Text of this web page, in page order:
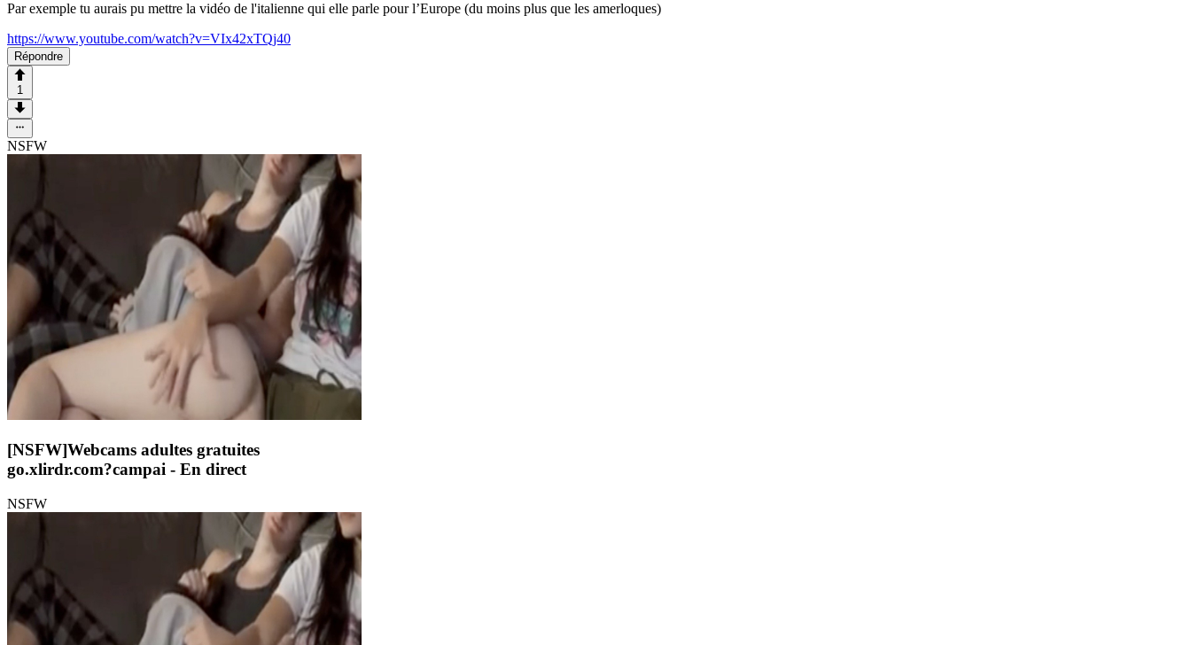
Par exemple tu aurais pu mettre la vidéo de l'italienne qui elle parle pour l’Europe (du moins plus que les amerloques)
https://www.youtube.com/watch?v=VIx42xTQj40
Répondre
1
NSFW
[NSFW]Webcams adultes gratuites
go.xlirdr.com?campai - En direct
NSFW